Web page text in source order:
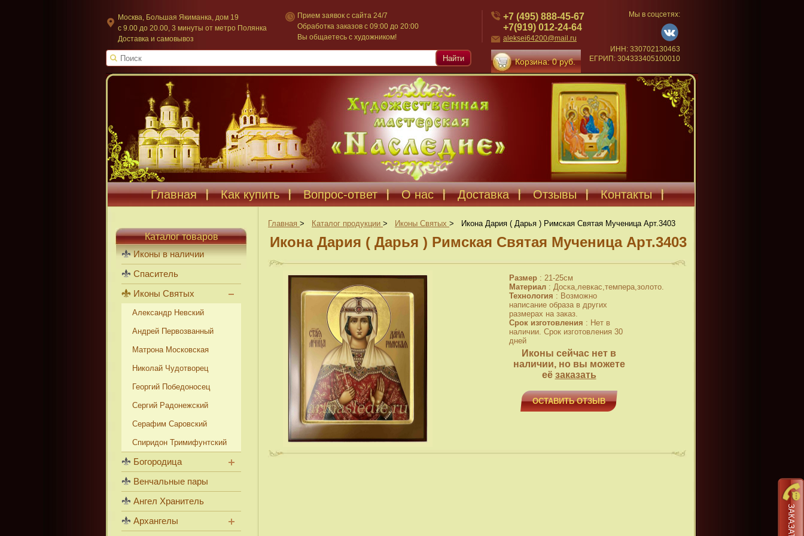
Москва, Большая Якиманка, дом 19
c 9.00 до 20.00, 3 минуты от метро Полянка
Доставка и самовывоз
Прием заявок с сайта 24/7
Обработка заказов с 09:00 до 20:00
Вы общаетесь с художником!
+7 (495) 888-45-67
+7(919) 012-24-64
aleksei64200@mail.ru
Корзина: 0 руб.
Мы в соцсетях:
ИНН: 330702130463
ЕГРИП: 304333405100010
Найти
Главная Как купить Вопрос-ответ О нас Доставка Отзывы Контакты
Главная > Каталог продукции > Иконы Святых > Икона Дария ( Дарья ) Римская Святая Мученица Арт.3403
Икона Дария ( Дарья ) Римская Святая Мученица Арт.3403
Размер : 21-25см
Материал : Доска,левкас,темпера,золото.
Технология : Возможно
написание образа в других
размерах на заказ.
Срок изготовления : Нет в
наличии. Срок изготовления 30
дней
Иконы сейчас нет в
наличии, но вы можете
её заказать
ОСТАВИТЬ ОТЗЫВ
Каталог товаров
Иконы в наличии
Спаситель
Иконы Святых
Александр Невский
Андрей Первозванный
Матрона Московская
Николай Чудотворец
Георгий Победоносец
Сергий Радонежский
Серафим Саровский
Спиридон Тримифунтский
Богородица
Венчальные пары
Ангел Хранитель
Архангелы